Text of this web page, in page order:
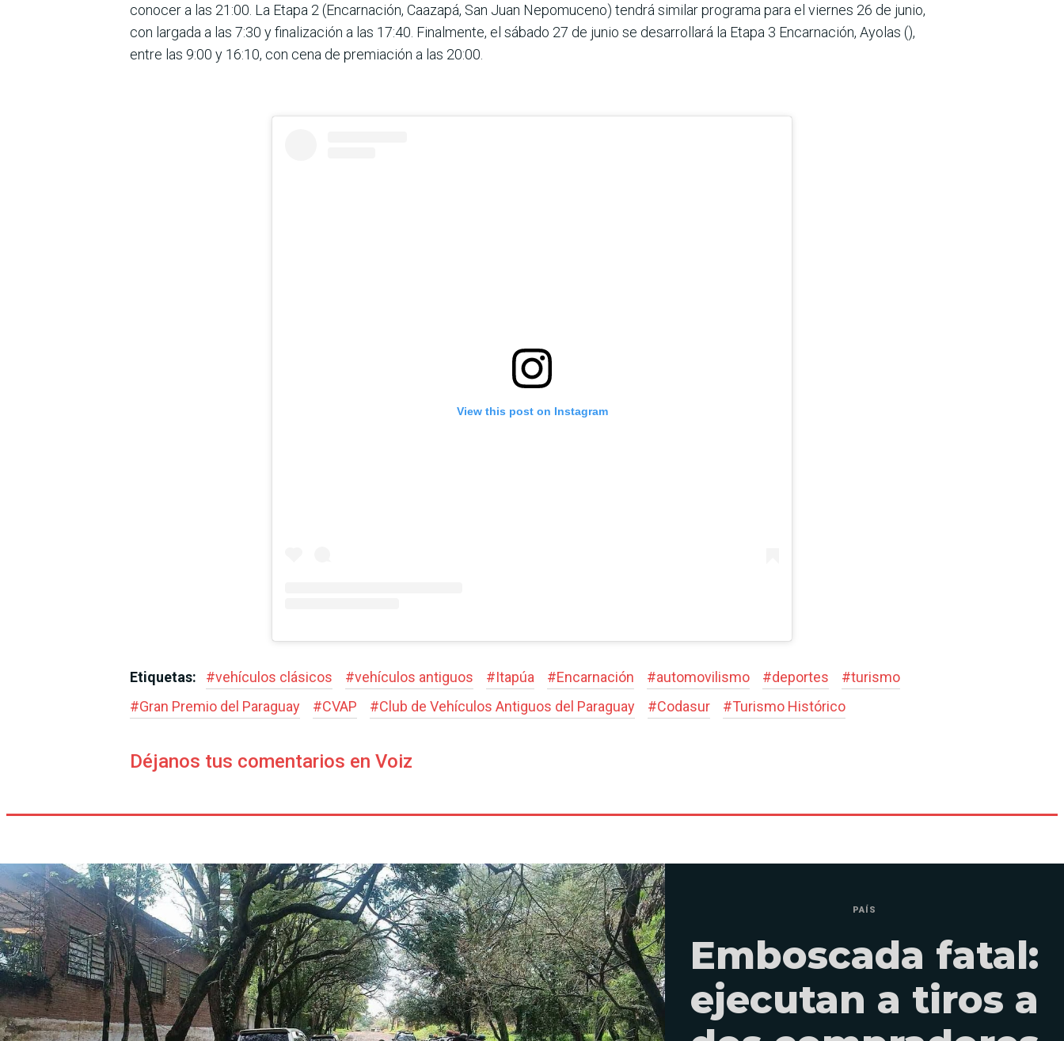
conocer a las 21:00. La Etapa 2 (Encarnación, Caazapá, San Juan Nepomuceno) tendrá similar programa para el viernes 26 de junio,
con largada a las 7:30 y finalización a las 17:40. Finalmente, el sábado 27 de junio se desarrollará la Etapa 3 Encarnación, Ayolas (),
entre las 9:00 y 16:10, con cena de premiación a las 20:00.
View this post on Instagram
Etiquetas: #vehículos clásicos #vehículos antiguos #Itapúa #Encarnación #automovilismo #deportes #turismo
#Gran Premio del Paraguay #CVAP #Club de Vehículos Antiguos del Paraguay #Codasur #Turismo Histórico
Déjanos tus comentarios en Voiz
PAÍS
Emboscada fatal:
ejecutan a tiros a